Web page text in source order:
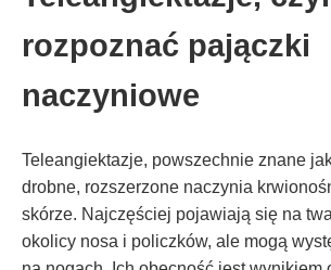
rozpoznać pajączki
naczyniowe
Teleangiektazje, powszechnie znane
drobne, rozszerzone naczynia
skórze. Najczęściej pojawiają się na
okolicy nosa i policzków, ale mogą